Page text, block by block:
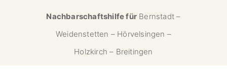
Nachbarschaftshilfe für Bernstadt –
Weidenstetten – Hörvelsingen –
Holzkirch – Breitingen